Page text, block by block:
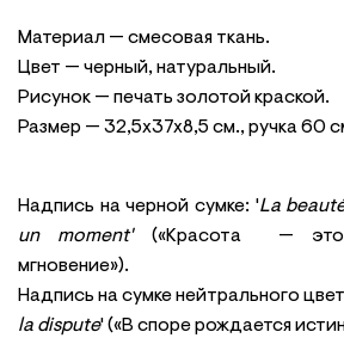
Материал — смесовая ткань.
Цвет — черный, натуральный.
Рисунок — печать золотой краской.
Размер — 32,5х37х8,5 см., ручка 60
Надпись на черной сумке: 'La
un moment'(«Красота — это
мгновение»).
Надпись на сумке нейтрального
la dispute' («В споре рождается